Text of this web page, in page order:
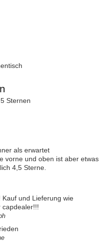
Sternen
als erwartet
vorne und oben ist aber etwas
4,5 Sterne.
und Lieferung wie
capdealer!!!